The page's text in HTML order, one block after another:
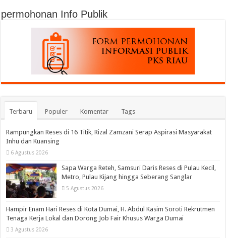
permohonan Info Publik
Terbaru Populer Komentar Tags
Rampungkan Reses di 16 Titik, Rizal Zamzani Serap Aspirasi Masyarakat
Inhu dan Kuansing
6 Agustus 2026
Sapa Warga Reteh, Samsuri Daris Reses di Pulau Kecil,
Metro, Pulau Kijang hingga Seberang Sanglar
5 Agustus 2026
Hampir Enam Hari Reses di Kota Dumai, H. Abdul Kasim Soroti Rekrutmen
Tenaga Kerja Lokal dan Dorong Job Fair Khusus Warga Dumai
3 Agustus 2026